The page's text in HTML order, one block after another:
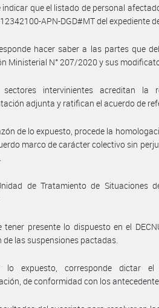
indicar que el listado de personal
APN-DGD#MT del expediente
hacer saber a las partes que
Ministerial N° 207/2020 y sus
intervinientes acreditan la
adjunta y ratifican el acuerdo de
de lo expuesto, procede la
marco de carácter colectivo sin
de Tratamiento de Situaciones
tener presente lo dispuesto en el
de las suspensiones pactadas.
lo expuesto, corresponde dictar
de conformidad con los